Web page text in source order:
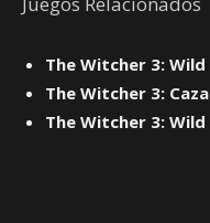
The Witcher 3:
The Witcher 3:
The Witcher 3: